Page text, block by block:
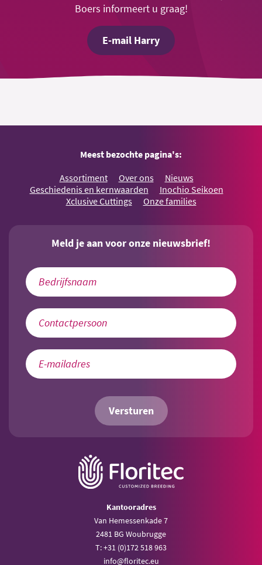
Boers informeert u graag!
E-mail Harry
Meest bezochte pagina's:
Assortiment Over ons
Nieuws
Geschiedenis en kernwaarden
Inochio Seikoen
Xclusive Cuttings
Onze families
Meld je aan voor onze nieuwsbrief!
Versturen
Kantooradres
Van Hemessenkade 7
2481 BG Woubrugge
T: +31 (0)172 518 963
info@floritec.eu